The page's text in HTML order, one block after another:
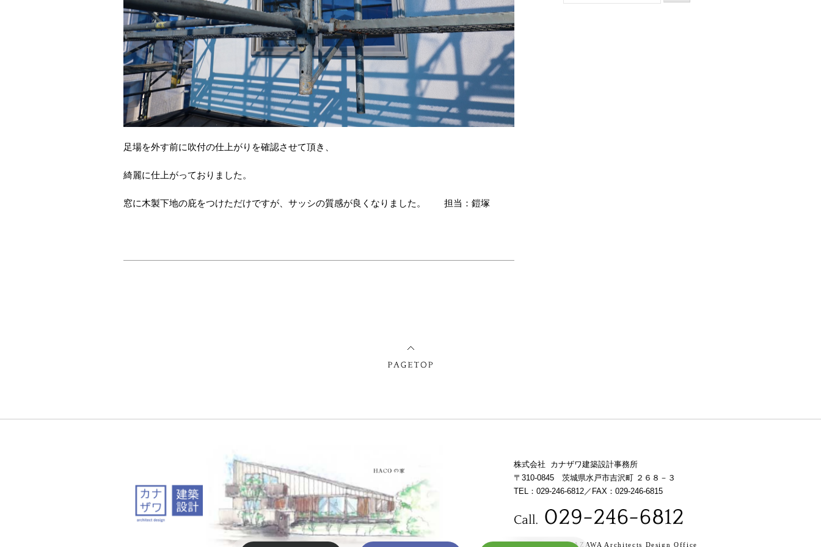
足場を外す前に吹付の仕上がりを確認させて頂き、
綺麗に仕上がっておりました。
窓に木製下地の庇をつけただけですが、サッシの質感が良くなりました。 担当：鎧塚
株式会社 カナザワ建築設計事務所
〒310-0845 茨城県水戸市吉沢町 ２６８－３
TEL：029-246-6812／FAX：029-246-6815
KANAZAWA Architects Design Office